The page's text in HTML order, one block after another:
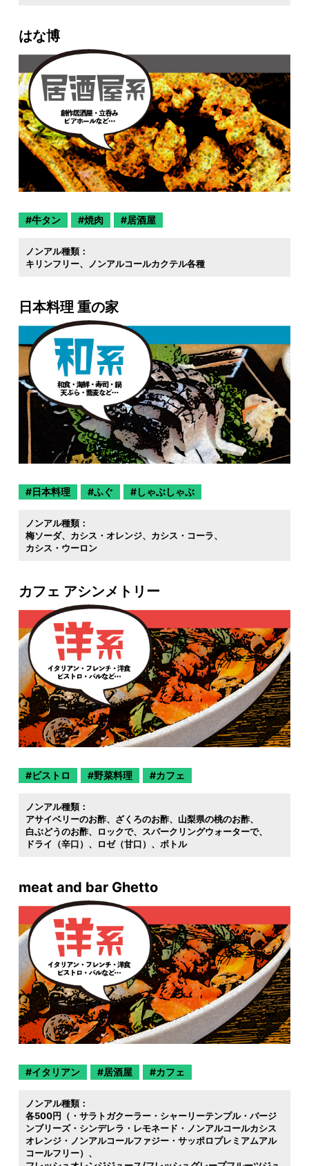
はな博
牛タン 焼肉 居酒屋
ノンアル種類：
キリンフリー
ノンアルコールカクテル各種
日本料理 重の家
日本料理 ふぐ しゃぶしゃぶ
ノンアル種類：
梅ソーダ
カシス・オレンジ
カシス・コーラ
カシス・ウーロン
カフェ アシンメトリー
ビストロ 野菜料理 カフェ
ノンアル種類：
アサイベリーのお酢
ざくろのお酢
山梨県の桃のお酢
白ぶどうのお酢
ロックで
スパークリングウォーターで
ドライ（辛口）
ロゼ（甘口） ボトル
meat and bar Ghetto
イタリアン 居酒屋 カフェ
ノンアル種類：
各500円（・サラトガクーラー・シャーリーテンプル・バージ
ンブリーズ・シンデレラ・レモネード・ノンアルコールカシス
オレンジ・ノンアルコールファジー・サッポロプレミアムアル
コールフリー）